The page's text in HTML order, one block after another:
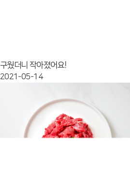
웠더니 작아졌어요!
2021-05-14